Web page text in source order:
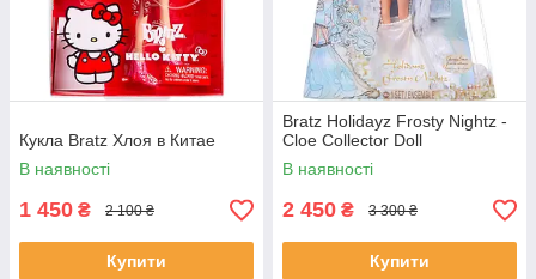
Кукла Bratz Хлоя в Китае
В наявності
1 450 ₴ 2 100 ₴
Купити
Bratz Holidayz Frosty Nightz -
Cloe Collector Doll
В наявності
2 450 ₴ 3 300 ₴
Купити